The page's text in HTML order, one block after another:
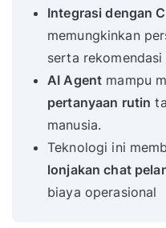
Integrasi dengan
memungkinkan
serta
AI Agent mampu
pertanyaan rutin
manusia.
Teknologi ini
lonjakan chat
biaya operasional